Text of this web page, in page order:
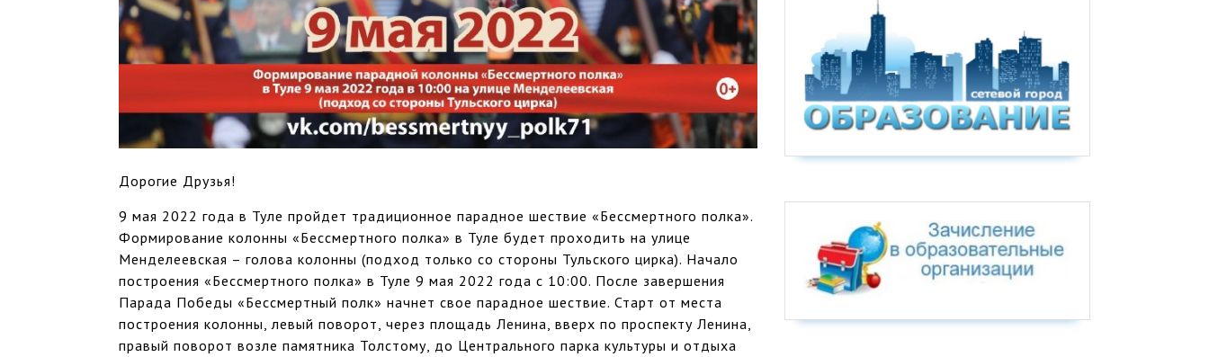
Дорогие Друзья!
9 мая 2022 года в Туле пройдет традиционное парадное шествие «Бессмертного полка».
Формирование колонны «Бессмертного полка» в Туле будет проходить на улице
Менделеевская – голова колонны (подход только со стороны Тульского цирка). Начало
построения «Бессмертного полка» в Туле 9 мая 2022 года с 10:00. После завершения
Парада Победы «Бессмертный полк» начнет свое парадное шествие. Старт от места
построения колонны, левый поворот, через площадь Ленина, вверх по проспекту Ленина,
правый поворот возле памятника Толстому, до Центрального парка культуры и отдыха